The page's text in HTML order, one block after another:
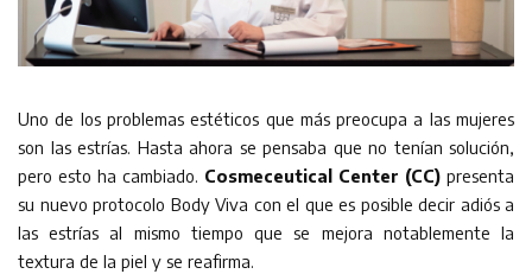
Uno de los problemas estéticos que más preocupa a las mujeres
son las estrías. Hasta ahora se pensaba que no tenían solución,
pero esto ha cambiado. Cosmeceutical Center (CC) presenta
su nuevo protocolo Body Viva con el que es posible decir adiós a
las estrías al mismo tiempo que se mejora notablemente la
textura de la piel y se reafirma.